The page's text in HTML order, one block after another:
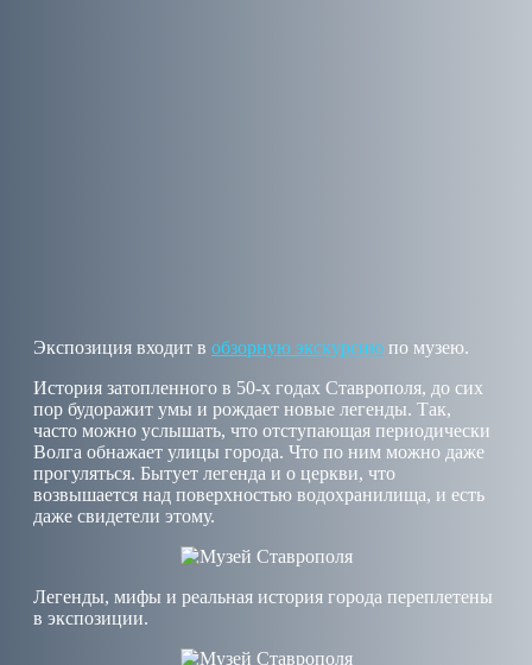
Экспозиция входит в обзорную экскурсию по музею.
История затопленного в 50-х годах Ставрополя, до сих
пор будоражит умы и рождает новые легенды. Так,
часто можно услышать, что отступающая периодически
Волга обнажает улицы города. Что по ним можно даже
прогуляться. Бытует легенда и о церкви, что
возвышается над поверхностью водохранилища, и есть
даже свидетели этому.
Легенды, мифы и реальная история города переплетены
в экспозиции.